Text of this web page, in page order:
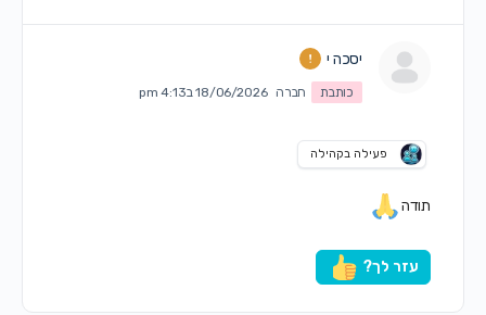
יסכה י
כותבת חברה 18/06/2026 ב4:13 pm
פעילה בקהילה
תודה
עזר לך?